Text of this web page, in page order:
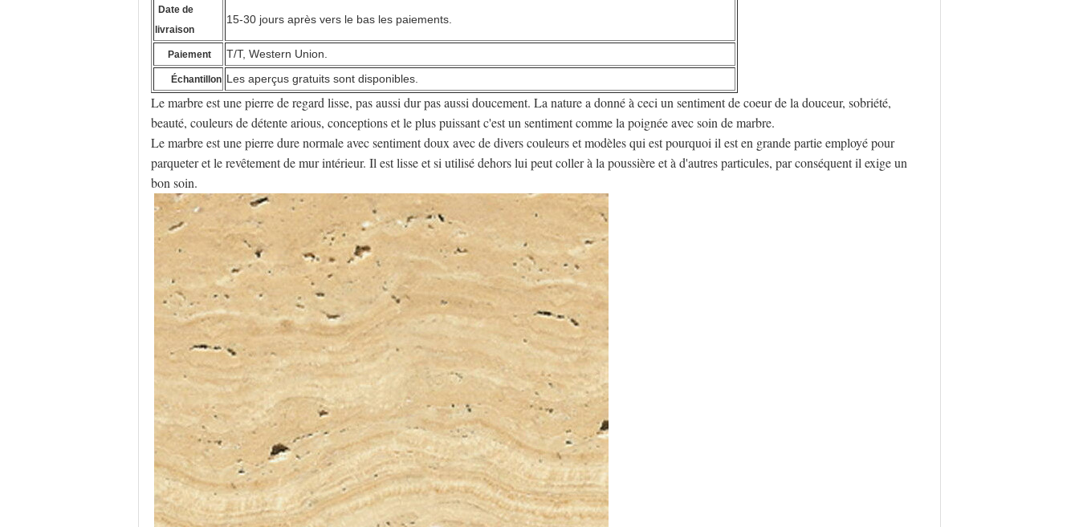
Nous vous rappellerons bientôt!
SOUMETTRE
Date de
livraison
15-30 jours après vers le bas les paiements.
Paiement T/T, Western Union.
Échantillon Les aperçus gratuits sont disponibles.
Le marbre est une pierre de regard lisse, pas aussi dur pas aussi doucement. La nature a donné à ceci un sentiment de coeur de la douceur, sobriété,
beauté, couleurs de détente arious, conceptions et le plus puissant c'est un sentiment comme la poignée avec soin de marbre.
Le marbre est une pierre dure normale avec sentiment doux avec de divers couleurs et modèles qui est pourquoi il est en grande partie employé pour
parqueter et le revêtement de mur intérieur. Il est lisse et si utilisé dehors lui peut coller à la poussière et à d'autres particules, par conséquent il exige un
bon soin.